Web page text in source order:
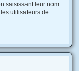
saisissant leur nom
utilisateurs de